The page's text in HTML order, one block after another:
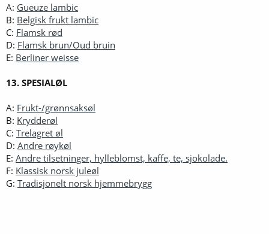
A: Gueuze lambic
B: Belgisk frukt lambic
C: Flamsk rød
D: Flamsk brun/Oud bruin
E: Berliner weisse
13. SPESIALØL
A: Frukt-/grønnsaksøl
B: Krydderøl
C: Trelagret øl
D: Andre røykøl
E: Andre tilsetninger, hylleblomst, kaffe, te, sjokolade.
F: Klassisk norsk juleøl
G: Tradisjonelt norsk hjemmebrygg